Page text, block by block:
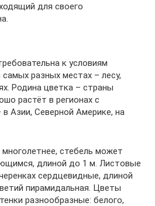
для своего
к условиям
разных местах – лесу,
Родина цветка – страны
растёт в регионах с
Азии, Северной Америке, на
стебель может
длиной до 1 м. Листовые
сердцевидные, длиной
пирамидальная. Цветы
разнообразные: белого,